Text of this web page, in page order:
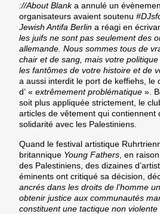
://About Blanka annulé un
organisateurs avaient soutenu
Jewish Antifa Berlin a réagi en
les juifs ne sont pas seulement des
allemande. Nous sommes tous de
chair et de sang, mais votre
les fantômes de votre histoire et de
a aussi interdit le port de keffiehs, le
d’ « extrêmement problématique ».
soit plus appliquée strictement, le
articles de vêtement qui contiennent
solidarité avec les Palestiniens.
Quand le festival artistique
britannique Young Fathers , en
des Palestiniens, des dizaines
éminents ont critiqué sa décision,
ancrés dans les droits de l’homme
obtenir justice aux communautés
constituent une tactique non violente